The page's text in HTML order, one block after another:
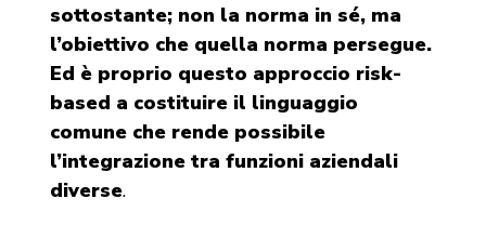
sottostante; non la norma in sé, ma
l’obiettivo che quella norma persegue.
Ed è proprio questo approccio risk-
based a costituire il linguaggio
comune che rende possibile
l’integrazione tra funzioni aziendali
diverse.